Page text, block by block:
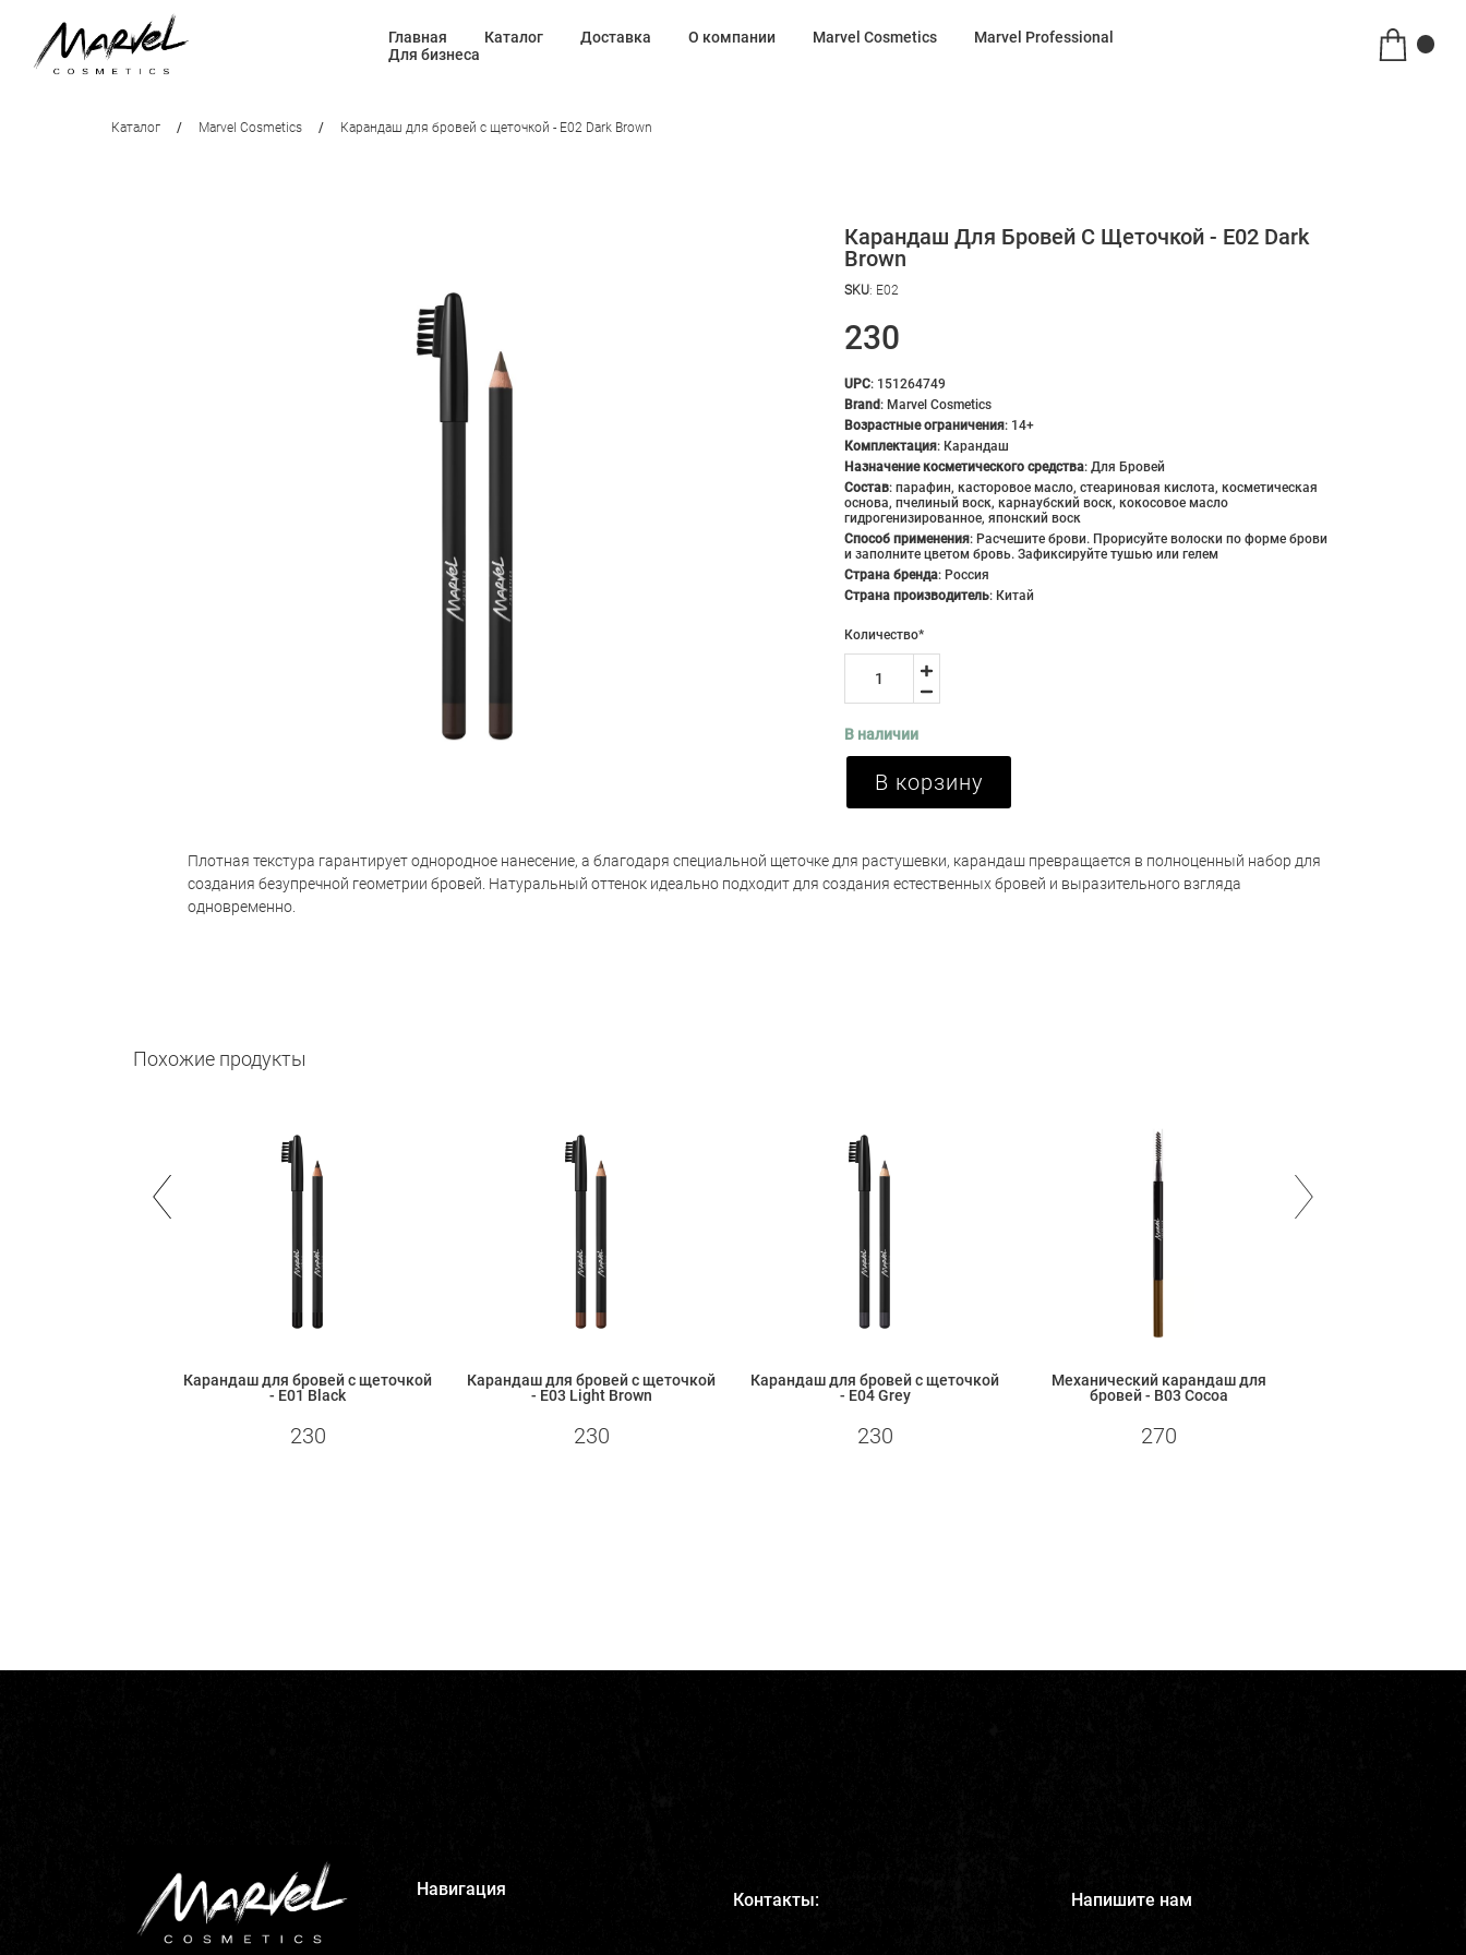
Главная Каталог Доставка О компании Marvel Cosmetics
Marvel Professional
Для бизнеса
Каталог / Marvel Cosmetics / Карандаш для бровей с щеточкой - Е02 Dark Brown
Карандаш Для Бровей С Щеточкой - Е02 Dark
Brown
SKU: Е02
230
UPC: 151264749
Brand : Marvel Cosmetics
Возрастные ограничения: 14+
Комплектация: Карандаш
Назначение косметического средства: Для Бровей
Состав: парафин, касторовое масло, стеариновая кислота, косметическая
основа, пчелиный воск, карнаубский воск, кокосовое масло
гидрогенизированное, японский воск
Способ применения: Расчешите брови. Прорисуйте волоски по форме брови
и заполните цветом бровь. Зафиксируйте тушью или гелем
Страна бренда: Россия
Страна производитель: Китай
Количество*
В наличии
В корзину
Плотная текстура гарантирует однородное нанесение, а благодаря специальной щеточке для растушевки, карандаш превращается в полноценный набор для
создания безупречной геометрии бровей. Натуральный оттенок идеально подходит для создания естественных бровей и выразительного взгляда
одновременно.
Похожие продукты
Карандаш для бровей с щеточкой
- Е01 Black
230
Карандаш для бровей с щеточкой
- Е03 Light Brown
230
Карандаш для бровей с щеточкой
- Е04 Grey
230
Механический карандаш для
бровей - B03 Cocoa
270
Навигация
Контакты: Напишите нам